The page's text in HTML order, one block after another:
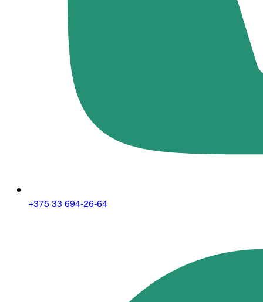
+375 33 694-26-64